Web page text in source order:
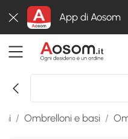
App di Aosom
/ Ombrelloni e basi /